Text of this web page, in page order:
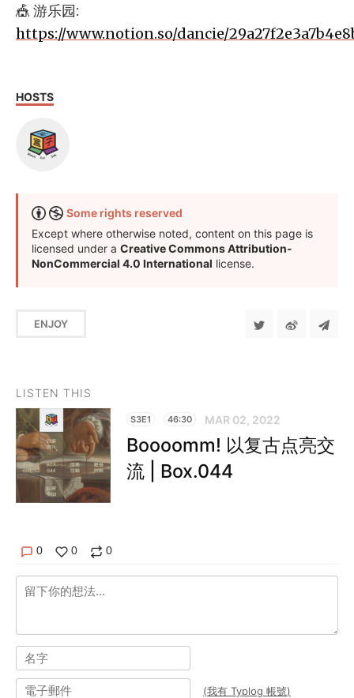
🎪 游乐园:
https://www.notion.so/dancie/
HOSTS
Some rights reserved
Except where otherwise noted, content on this page is
licensed under a Creative Commons Attribution-
NonCommercial 4.0 International license.
ENJOY
LISTEN THIS
S3E1 46:30 MAR 02, 2022
Boooomm! 以复古点亮交
流 | Box.044